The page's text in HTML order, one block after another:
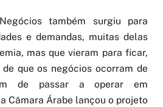
também surgiu para
e demandas, muitas delas
mas que vieram para ficar,
que os negócios ocorram de
de passar a operar em
Câmara Árabe lançou o projeto